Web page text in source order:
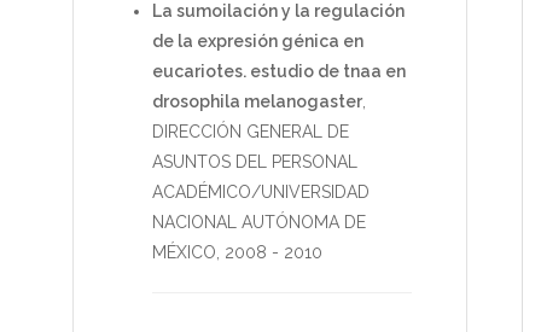
La sumoilación y la regulación
de la expresión génica en
eucariotes. estudio de tnaa en
drosophila melanogaster,
DIRECCIÓN GENERAL DE
ASUNTOS DEL PERSONAL
ACADÉMICO/UNIVERSIDAD
NACIONAL AUTÓNOMA DE
MÉXICO, 2008 - 2010